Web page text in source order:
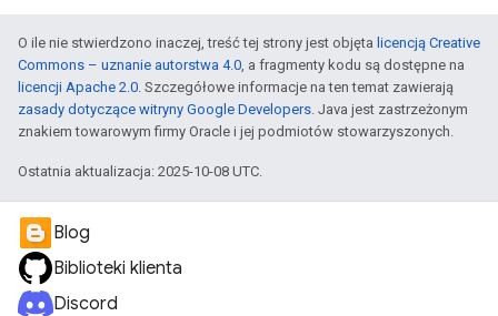
O ile nie stwierdzono inaczej, treść tej strony jest objęta licencją Creative
Commons – uznanie autorstwa 4.0, a fragmenty kodu są dostępne na
licencji Apache 2.0. Szczegółowe informacje na ten temat zawierają
zasady dotyczące witryny Google Developers. Java jest zastrzeżonym
znakiem towarowym firmy Oracle i jej podmiotów stowarzyszonych.
Ostatnia aktualizacja: 2025-10-08 UTC.
Blog
Biblioteki klienta
Discord